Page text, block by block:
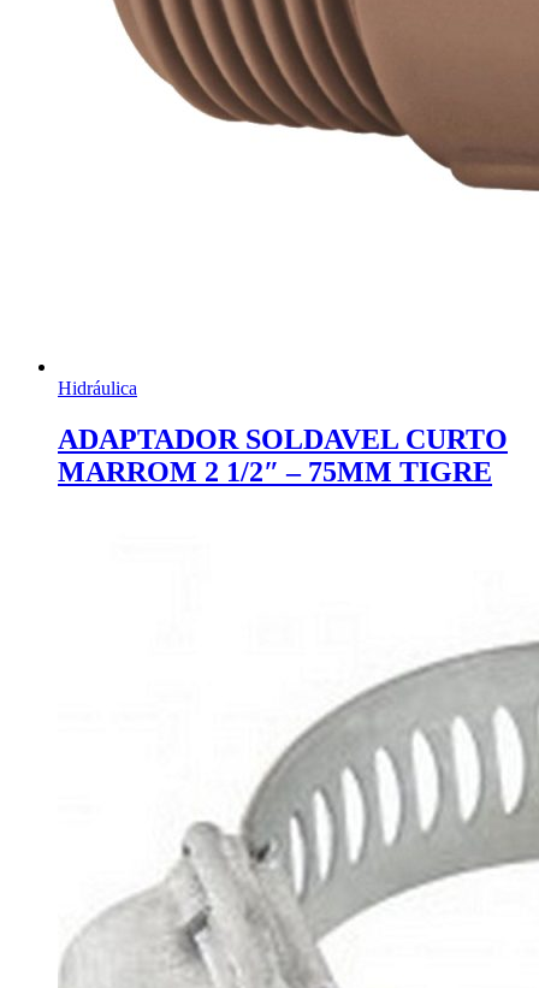
Hidráulica
ADAPTADOR SOLDAVEL CURTO
MARROM 2 1/2″ – 75MM TIGRE